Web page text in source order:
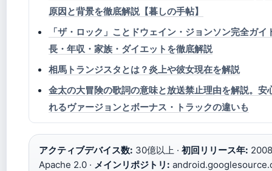
原因と背景を徹底解説【暮しの手帖】
「ザ・ロック」ことドウェイン・ジョンソン完全ガ
長・年収・家族・ダイエットを徹底解説
相馬トランジスタとは？炎上や彼女現在を解説
金太の大冒険の歌詞の意味と放送禁止理由を解説。安
れるヴァージョンとボーナス・トラックの違いも
アクティブデバイス数: 30億以上 · 初回リリース年:
Apache 2.0 · メインリポジトリ: